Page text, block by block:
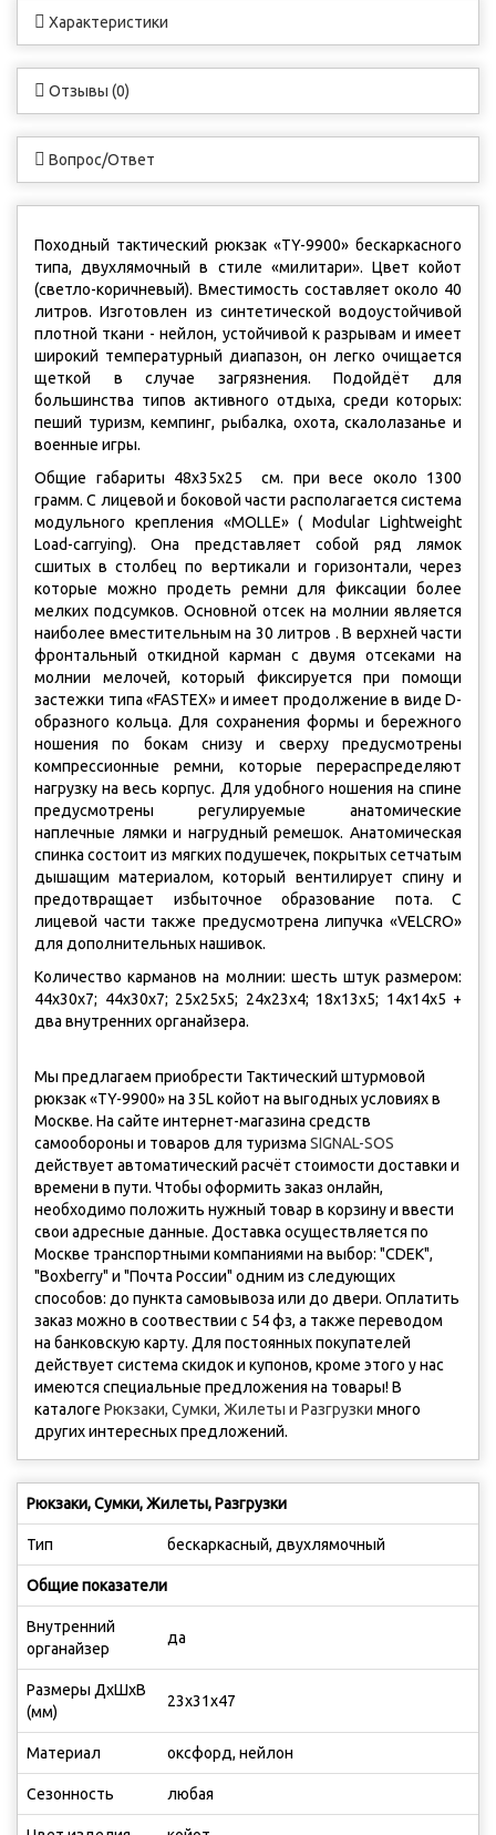
Характеристики
Отзывы (0)
Вопрос/Ответ
Походный тактический рюкзак «TY-9900» бескаркасного
типа, двухлямочный в стиле «милитари». Цвет койот
(светло-коричневый). Вместимость составляет около 40
литров. Изготовлен из синтетической водоустойчивой
плотной ткани - нейлон, устойчивой к разрывам и имеет
широкий температурный диапазон, он легко очищается
щеткой в случае загрязнения. Подойдёт для
большинства типов активного отдыха, среди которых:
пеший туризм, кемпинг, рыбалка, охота, скалолазанье и
военные игры.
Общие габариты 48x35x25 см. при весе около 1300
грамм. С лицевой и боковой части располагается система
модульного крепления «MOLLE» ( Modular Lightweight
Load-carrying). Она представляет собой ряд лямок
сшитых в столбец по вертикали и горизонтали, через
которые можно продеть ремни для фиксации более
мелких подсумков. Основной отсек на молнии является
наиболее вместительным на 30 литров . В верхней части
фронтальный откидной карман с двумя отсеками на
молнии мелочей, который фиксируется при помощи
застежки типа «FASTEX» и имеет продолжение в виде D-
образного кольца. Для сохранения формы и бережного
ношения по бокам снизу и сверху предусмотрены
компрессионные ремни, которые перераспределяют
нагрузку на весь корпус. Для удобного ношения на спине
предусмотрены регулируемые анатомические
наплечные лямки и нагрудный ремешок. Анатомическая
спинка состоит из мягких подушечек, покрытых сетчатым
дышащим материалом, который вентилирует спину и
предотвращает избыточное образование пота. С
лицевой части также предусмотрена липучка «VELCRO»
для дополнительных нашивок.
Количество карманов на молнии: шесть штук размером:
44х30х7; 44х30х7; 25х25х5; 24х23х4; 18х13х5; 14х14х5 +
два внутренних органайзера.
Мы предлагаем приобрести Тактический штурмовой
рюкзак «TY-9900» на 35L койот на выгодных условиях в
Москве. На сайте интернет-магазина средств
самообороны и товаров для туризма SIGNAL-SOS
действует автоматический расчёт стоимости доставки и
времени в пути. Чтобы оформить заказ онлайн,
необходимо положить нужный товар в корзину и ввести
свои адресные данные. Доставка осуществляется по
Москве транспортными компаниями на выбор: "CDEK",
"Boxberry" и "Почта России" одним из следующих
способов: до пункта самовывоза или до двери. Оплатить
заказ можно в соотвествии с 54 фз, а также переводом
на банковскую карту. Для постоянных покупателей
действует система скидок и купонов, кроме этого у нас
имеются cпециальные предложения на товары! В
каталоге Рюкзаки, Сумки, Жилеты и Разгрузки много
других интересных предложений.
Рюкзаки, Сумки, Жилеты, Разгрузки
Тип бескаркасный, двухлямочный
Общие показатели
Внутренний
органайзер
да
Размеры ДхШхВ
(мм)
23х31х47
Материал оксфорд, нейлон
Сезонность любая